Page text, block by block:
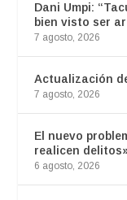
Dani Umpi:
bien visto ser
7 agosto, 2026
Actualización
7 agosto, 2026
El nuevo
realicen
6 agosto, 2026